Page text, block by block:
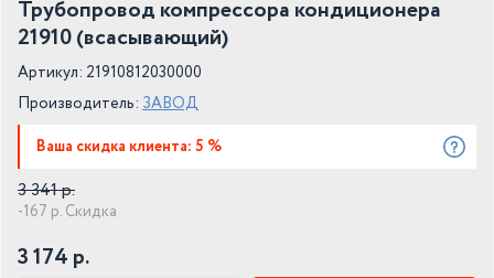
Трубопровод компрессора кондиционера
21910 (всасывающий)
Артикул: 21910812030000
Производитель: ЗАВОД
Ваша скидка клиента: 5 %
3 341 р.
-167 р. Скидка
3 174 р.